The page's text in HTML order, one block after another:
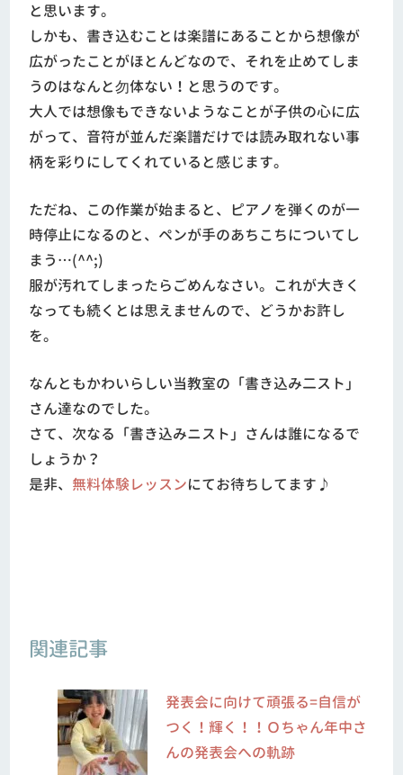
と思います。
しかも、書き込むことは楽譜にあることから想像が
広がったことがほとんどなので、それを止めてしま
うのはなんと勿体ない！と思うのです。
大人では想像もできないようなことが子供の心に広
がって、音符が並んだ楽譜だけでは読み取れない事
柄を彩りにしてくれていると感じます。
ただね、この作業が始まると、ピアノを弾くのが一
時停止になるのと、ペンが手のあちこちについてし
まう…(^^;)
服が汚れてしまったらごめんなさい。これが大きく
なっても続くとは思えませんので、どうかお許し
を。
なんともかわいらしい当教室の「書き込み二スト」
さん達なのでした。
さて、次なる「書き込みニスト」さんは誰になるで
しょうか？
是非、 無料体験レッスンにてお待ちしてます♪
関連記事
発表会に向けて頑張る=自信が
つく！輝く！！Ｏちゃん年中さ
んの発表会への軌跡